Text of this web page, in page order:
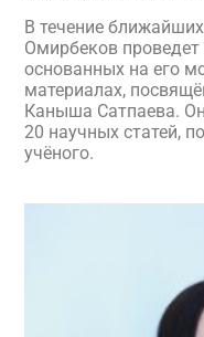
В течение
Омирбеков проведет
основанных на его
материалах,
Каныша Сатпаева.
20 научных статей,
учёного.